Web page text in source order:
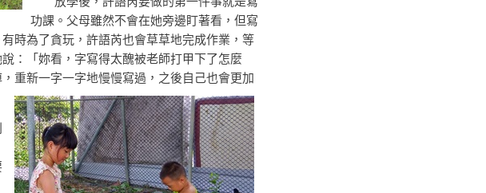
功課。父母雖然不會在她旁邊盯著看，但寫
時為了貪玩，許語芮也會草草地完成作業，等
：「妳看，字寫得太醜被老師打甲下了怎麼
重新一字一字地慢慢寫過，之後自己也會更加